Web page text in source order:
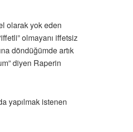
olarak yok eden
olmayanı iffetsiz
döndüğümde artık
diyen Raperin
yapılmak istenen